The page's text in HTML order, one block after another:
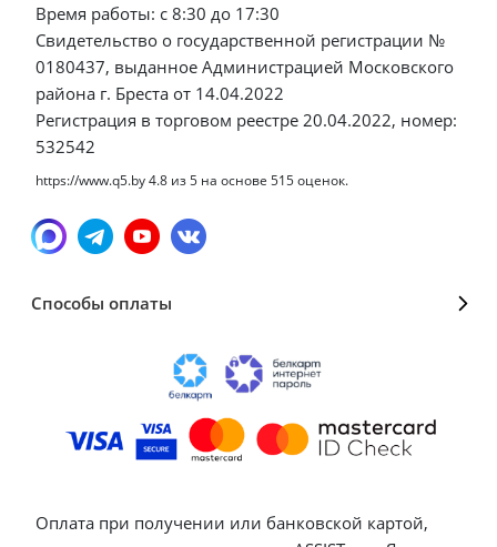
Время работы: с 8:30 до 17:30
Свидетельство о государственной регистрации №
0180437, выданное Администрацией Московского
района г. Бреста от 14.04.2022
Регистрация в торговом реестре 20.04.2022, номер:
532542
https://www.q5.by4.8 из5 на основе 515оценок.
Способы оплаты
Оплата при получении или банковской картой,